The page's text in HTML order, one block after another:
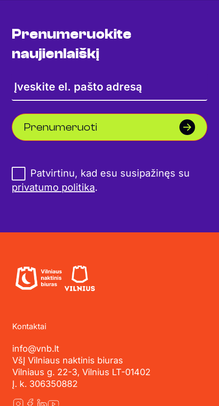
Prenumeruokite
naujienlaiškį
Prenumeruoti
Patvirtinu, kad esu susipažinęs su
privatumo politika.
Kontaktai
info@vnb.lt
VšĮ Vilniaus naktinis biuras
Vilniaus g. 22-3, Vilnius LT-01402
Į. k. 306350882